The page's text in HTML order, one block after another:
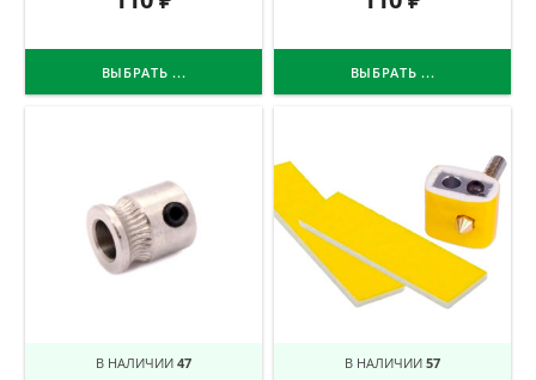
ВЫБРАТЬ ... ВЫБРАТЬ ...
В НАЛИЧИИ 47 В НАЛИЧИИ 57